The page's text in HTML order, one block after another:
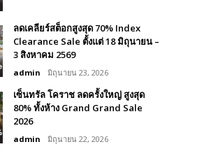
ลดเคลียร์สต็อกสูงสุด 70% Index
Clearance Sale ตั้งแต่ 18 มิถุนายน –
3 สิงหาคม 2569
admin มิถุนายน 23, 2026
เซ็นทรัล โคราช ลดครั้งใหญ่ สูงสุด
80% ทั้งห้าง Grand Grand Sale
2026
admin มิถุนายน 22, 2026